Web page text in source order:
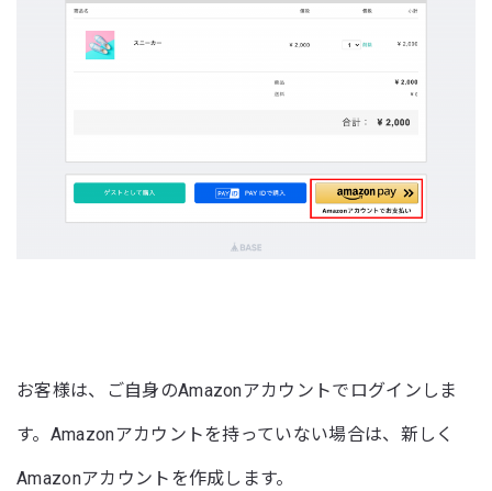
お客様は、ご自身のAmazonアカウントでログインしま
す。Amazonアカウントを持っていない場合は、新しく
Amazonアカウントを作成します。